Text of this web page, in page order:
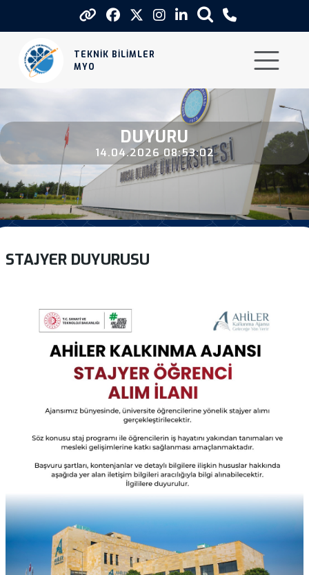
TEKNİK BİLİMLER
MYO
Stajyer Duyurusu
DUYURU
14.04.2026 08:53:02
STAJYER DUYURUSU